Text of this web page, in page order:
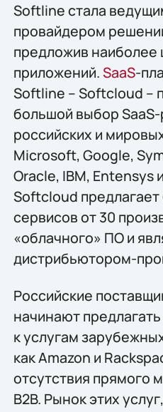
Softline стала
провайдером
предложив наиболее
приложений.SaaS-
Softline – Softcloud –
большой выбор
российских и
Microsoft, Google,
Oracle, IBM, Entensys
Softcloud
сервисов от 30
«облачного» ПО и
дистрибьютором-
Российские
начинают предлагать
к услугам
как Amazon и
отсутствия прямого
B2B. Рынок этих